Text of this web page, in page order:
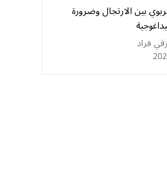
بين الارتجال وضرورة
فراد